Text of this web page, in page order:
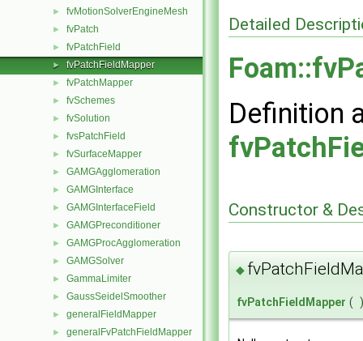
► fvMotionSolverEngineMesh
► fvPatch
► fvPatchField
► fvPatchFieldMapper
► fvPatchMapper
► fvSchemes
► fvSolution
► fvsPatchField
► fvSurfaceMapper
► GAMGAgglomeration
► GAMGInterface
► GAMGInterfaceField
► GAMGPreconditioner
► GAMGProcAgglomeration
► GAMGSolver
► GammaLimiter
► GaussSeidelSmoother
► generalFieldMapper
► generalFvPatchFieldMapper
Detailed
Definition
Constructor &
◆
fvPatchFieldMapper ( )